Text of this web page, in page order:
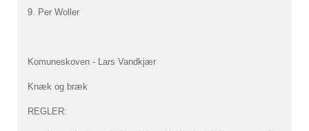
9. Per Woller
Komuneskoven - Lars Vandkjær
Knæk og bræk
REGLER: